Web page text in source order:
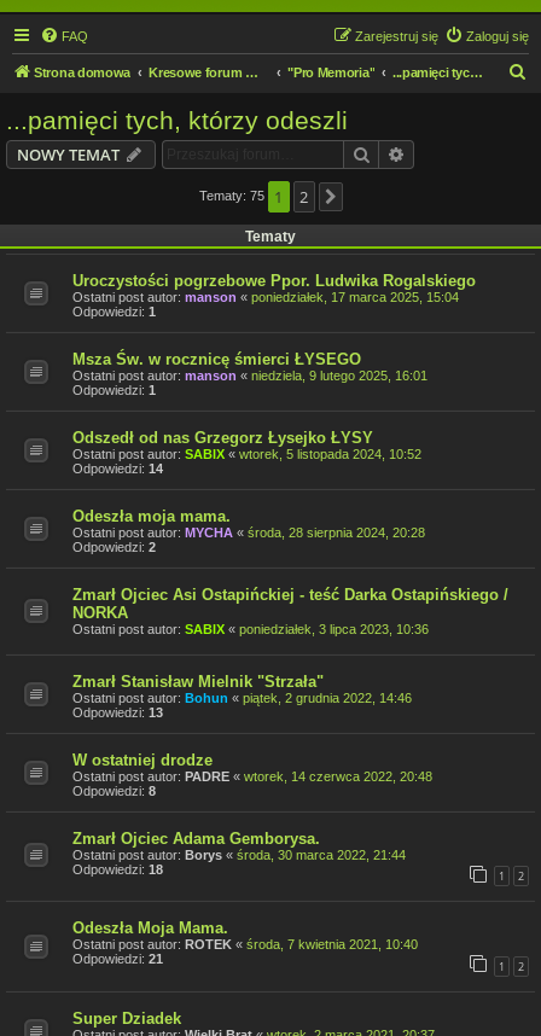
FAQ Zaloguj się
Zarejestruj się
Strona domowa Kresowe forum motocyklowe "Pro Memoria" ...pamięci tych, którzy odeszli
...pamięci tych, którzy odeszli
NOWY TEMAT Szukaj
Tematy: 75 1 2
Tematy
Uroczystości pogrzebowe Ppor. Ludwika Rogalskiego
Ostatni post autor: manson « poniedziałek, 17 marca 2025, 15:04
Odpowiedzi: 1
Msza Św. w rocznicę śmierci ŁYSEGO
Ostatni post autor: manson « niedziela, 9 lutego 2025, 16:01
Odpowiedzi: 1
Odszedł od nas Grzegorz Łysejko ŁYSY
Ostatni post autor: SABIX « wtorek, 5 listopada 2024, 10:52
Odpowiedzi: 14
Odeszła moja mama.
Ostatni post autor: MYCHA « środa, 28 sierpnia 2024, 20:28
Odpowiedzi: 2
Zmarł Ojciec Asi Ostapińckiej - teść Darka Ostapińskiego /
NORKA
Ostatni post autor: SABIX « poniedziałek, 3 lipca 2023, 10:36
Zmarł Stanisław Mielnik "Strzała"
Ostatni post autor: Bohun « piątek, 2 grudnia 2022, 14:46
Odpowiedzi: 13
W ostatniej drodze
Ostatni post autor: PADRE « wtorek, 14 czerwca 2022, 20:48
Odpowiedzi: 8
Zmarł Ojciec Adama Gemborysa.
Ostatni post autor: Borys « środa, 30 marca 2022, 21:44
Odpowiedzi: 18 1 2
Odeszła Moja Mama.
Ostatni post autor: ROTEK « środa, 7 kwietnia 2021, 10:40
Odpowiedzi: 21 1 2
Super Dziadek